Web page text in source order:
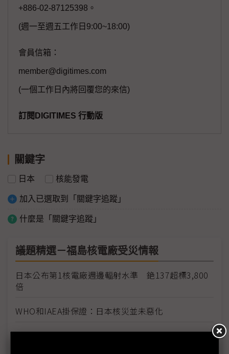
+886-02-87125398。
(週一至週五工作日9:00~18:00)
會員信箱：
member@digitimes.com
(一個工作日內將回覆您的來信)
訂閱DIGITIMES 行動版
關鍵字
日本 核能發電
加入已選取到「關鍵字追蹤」
什麼是「關鍵字追蹤」
議題精選－福島核電廠受災情報
日本公布第1核電廠週邊輻射水準 銫137超標3,800
倍
WHO和IAEA掛保證：日本核災並未惡化
福島核安事故分級嚴重性調高到7級 等同車諾比事